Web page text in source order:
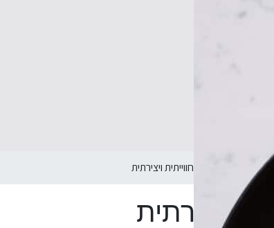
סדנת טרריום חווייתית ויצירתית
ויצירתית